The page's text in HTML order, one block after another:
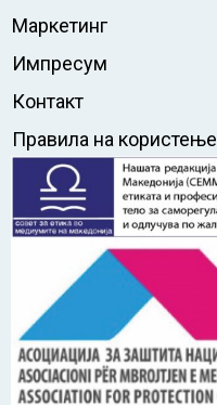
Маркетинг
Импресум
Контакт
Правила на користење